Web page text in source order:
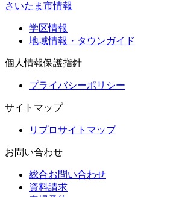
さいたま市情報
学区情報
地域情報・タウンガイド
個人情報保護指針
プライバシーポリシー
サイトマップ
リプロサイトマップ
お問い合わせ
総合お問い合わせ
資料請求